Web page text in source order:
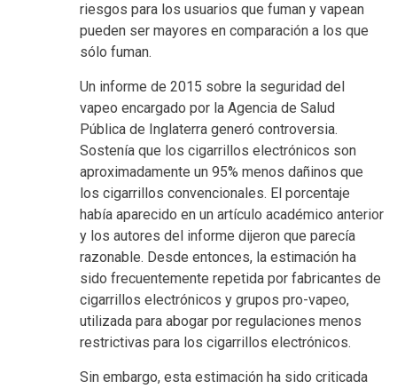
riesgos para los usuarios que fuman y vapean
pueden ser mayores en comparación a los que
sólo fuman.
Un informe de 2015 sobre la seguridad del
vapeo encargado por la Agencia de Salud
Pública de Inglaterra generó controversia.
Sostenía que los cigarrillos electrónicos son
aproximadamente un 95% menos dañinos que
los cigarrillos convencionales. El porcentaje
había aparecido en un artículo académico anterior
y los autores del informe dijeron que parecía
razonable. Desde entonces, la estimación ha
sido frecuentemente repetida por fabricantes de
cigarrillos electrónicos y grupos pro-vapeo,
utilizada para abogar por regulaciones menos
restrictivas para los cigarrillos electrónicos.
Sin embargo, esta estimación ha sido criticada